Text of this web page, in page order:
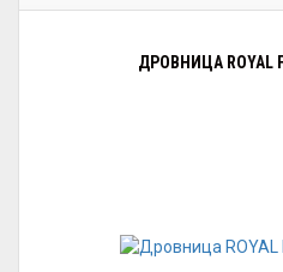
ДРОВНИЦА ROYAL